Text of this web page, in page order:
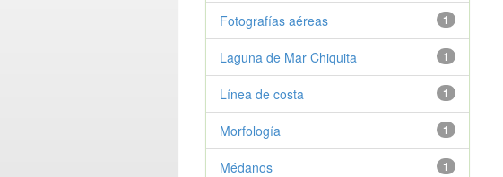
1
Fotografías aéreas
1
Laguna de Mar Chiquita
1
Línea de costa
1
Morfología
1
Médanos